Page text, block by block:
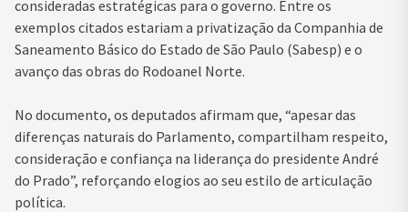
consideradas estratégicas para o governo. Entre os
exemplos citados estariam a privatização da Companhia de
Saneamento Básico do Estado de São Paulo (Sabesp) e o
avanço das obras do Rodoanel Norte.
No documento, os deputados afirmam que, “apesar das
diferenças naturais do Parlamento, compartilham respeito,
consideração e confiança na liderança do presidente André
do Prado”, reforçando elogios ao seu estilo de articulação
política.